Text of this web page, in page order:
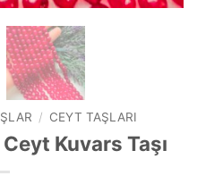
/ CEYT TAŞLARI
Kuvars Taşı